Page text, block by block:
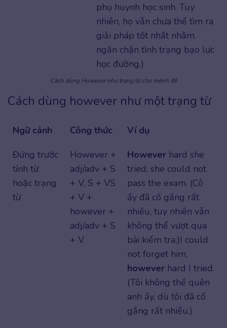
phụ huynh học sinh. Tuy
nhiên, họ vẫn chưa thể tìm ra
giải pháp tốt nhất nhằm
ngăn chặn tình trạng bạo lực
học đường.)
Cách dùng However như trạng từ cho mệnh đề
Cách dùng however như một trạng từ
Ngữ cảnh Công thức
Ví dụ
Đứng trước
tính từ
hoặc trạng
từ
However +
adj/adv + S
+ V, S + VS
+ V +
however +
adj/adv + S
+ V
However hard she
tried, she could not
pass the exam. (Cô
ấy đã cố gắng rất
nhiều, tuy nhiên vẫn
không thể vượt qua
bài kiểm tra.) I could
not forget him,
however hard I tried.
(Tôi không thể quên
anh ấy, dù tôi đã cố
gắng rất nhiều.)